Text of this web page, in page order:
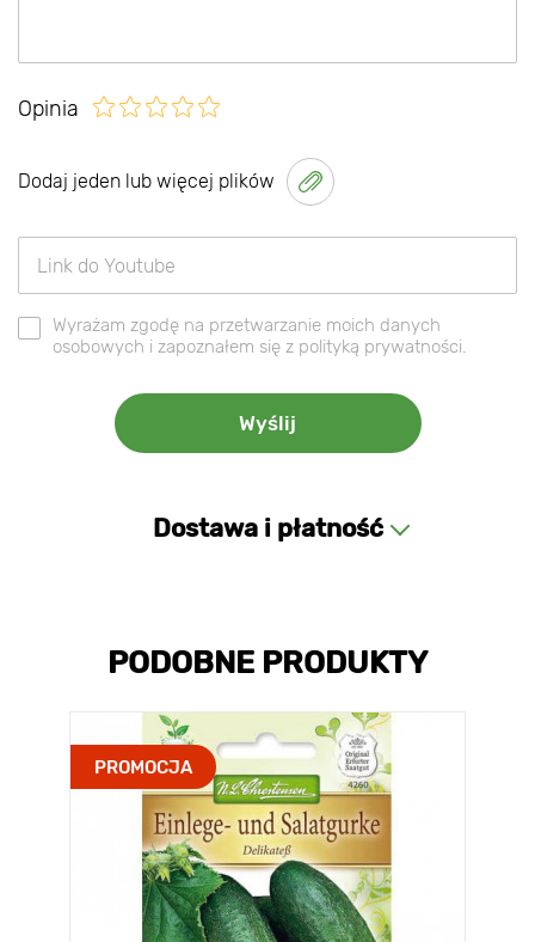
Opinia
Dodaj jeden lub więcej plików
Wyrażam zgodę na przetwarzanie moich danych
osobowych i zapoznałem się z polityką prywatności.
Dostawa i płatność
PODOBNE PRODUKTY
PROMOCJA